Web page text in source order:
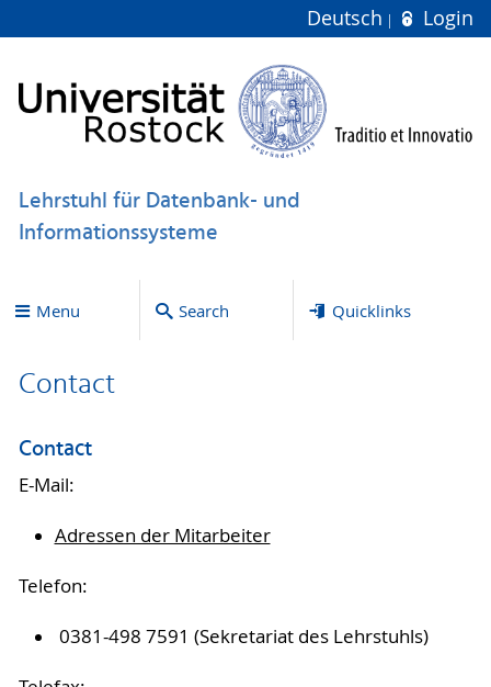
Deutsch Login
Lehrstuhl für Datenbank- und
Informationssysteme
Menu Search Quicklinks
Contact
Contact
E-Mail:
Adressen der Mitarbeiter
Telefon:
0381-498 7591 (Sekretariat des Lehrstuhls)